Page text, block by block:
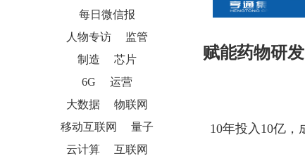
每日微信报
人物专访
监管
制造
芯片
6G
运营
大数据
物联网
移动互联网
量子
云计算
互联网
赋能药物研
10年投入10亿